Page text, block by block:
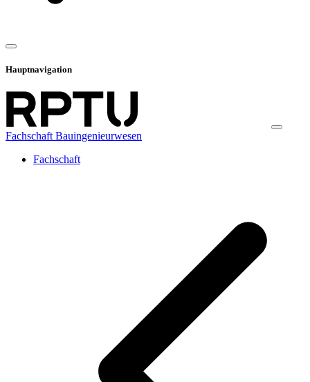
Hauptnavigation
Fachschaft Bauingenieurwesen
Fachschaft